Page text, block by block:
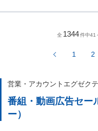
全 1344件中41
1 2
営業・アカウントエグゼク
番組・動画広告セー
ー）